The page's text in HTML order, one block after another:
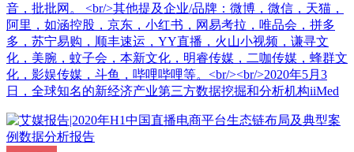
音，批批网。 <br/>其他提及企业/品牌：微博，微信，天猫，
阿里，如涵控股，京东，小红书，网易考拉，唯品会，拼多
多，苏宁易购，顺丰速运，YY直播，火山小视频，谦寻文
化，美腕，蚊子会，本新文化，明睿传媒，二咖传媒，蜂群文
化，影娱传媒，斗鱼，哔哩哔哩等。<br/><br/>2020年5月3
日，全球知名的新经济产业第三方数据挖掘和分析机构iiMed